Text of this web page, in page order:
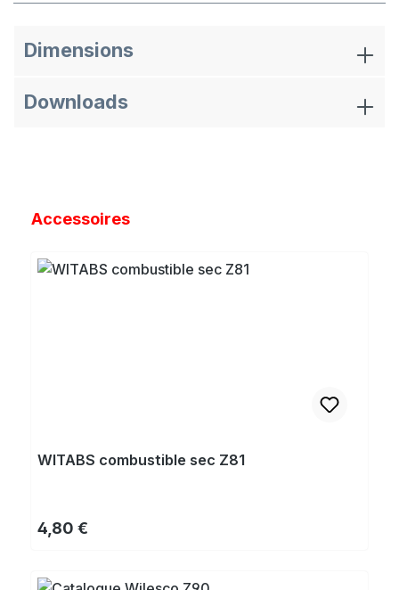
Dimensions
Downloads
Ignorer la galerie de produits
Accessoires
WITABS combustible sec Z81
Prix régulier :
4,80 €